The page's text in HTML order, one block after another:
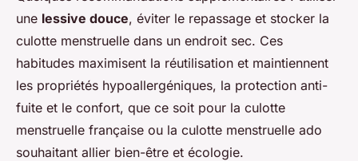
une lessive douce, éviter le repassage et stocker la
culotte menstruelle dans un endroit sec. Ces
habitudes maximisent la réutilisation et maintiennent
les propriétés hypoallergéniques, la protection anti-
fuite et le confort, que ce soit pour la culotte
menstruelle française ou la culotte menstruelle ado
souhaitant allier bien-être et écologie.